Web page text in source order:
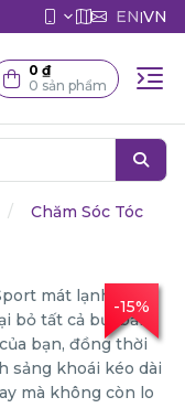
EN|VN
0 ₫
0 sản phẩm
Chăm Sóc Tóc
-15%